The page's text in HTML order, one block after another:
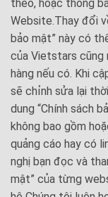
theo, hoặc thông
Website.Thay đổi
bảo mật” này có
của Vietstars cũng
hàng nếu có. Khi
sẽ chỉnh sửa lại
dung “Chính sách
không bao gồm
quảng cáo hay có
nghị bạn đọc và
mật” của từng